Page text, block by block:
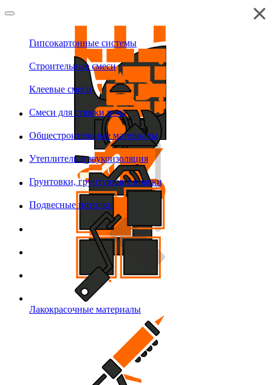
Гипсокартонные системы
Строительные смеси
Клеевые смеси
Смеси для стяжки пола
Общестроительные материалы
Утеплитель и звукоизоляция
Грунтовки, грунтующие краски
Подвесные потолки
Лакокрасочные материалы